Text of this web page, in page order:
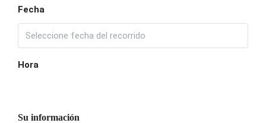
Fecha
Hora
Su información